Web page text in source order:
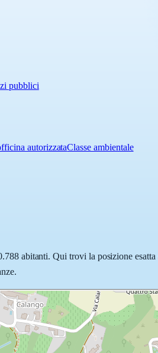
pubblici
autorizzataClasse ambientale
abitanti. Qui trovi la posizione